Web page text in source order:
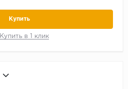
Купить
Купить в 1 клик